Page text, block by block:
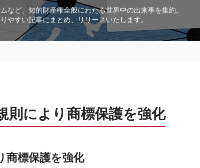
など、知的財産権全般にわたる世界中の出来事を集約。
やすい記事にまとめ、リリースいたします。
則により商標保護を強化
商標保護を強化